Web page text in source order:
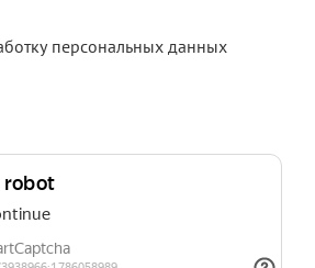
персональных данных